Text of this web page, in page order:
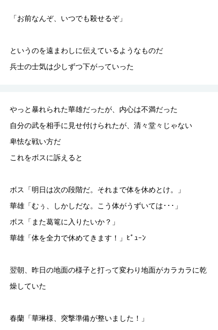
「お前なんぞ、いつでも殺せるぞ」
というのを遠まわしに伝えているようなものだ
兵士の士気は少しずつ下がっていった
やっと暴れられた華雄だったが、内心は不満だった
自分の武を相手に見せ付けられたが、清々堂々じゃない
卑怯な戦い方だ
これをボスに訴えると
ボス「明日は次の段階だ。それまで体を休めとけ。」
華雄「むぅ、しかしだな。こう体がうずいては･･･」
ボス「また葛篭に入りたいか？」
華雄「体を全力で休めてきます！」ﾋﾟｭｰﾝ
翌朝、昨日の地面の様子と打って変わり地面がカラカラに乾
燥していた
春蘭「華琳様、突撃準備が整いました！」